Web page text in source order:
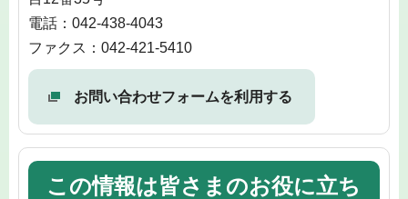
電話：042-438-4043
ファクス：042-421-5410
お問い合わせフォームを利用する
この情報は皆さまのお役に立ち